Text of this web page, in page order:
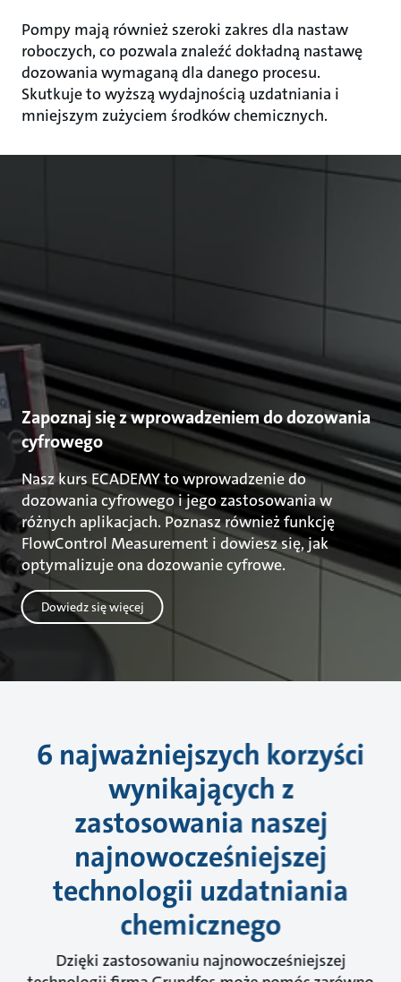
Pompy mają również szeroki zakres dla nastaw
roboczych, co pozwala znaleźć dokładną nastawę
dozowania wymaganą dla danego procesu.
Skutkuje to wyższą wydajnością uzdatniania i
mniejszym zużyciem środków chemicznych.
Zapoznaj się z wprowadzeniem do dozowania
cyfrowego
Nasz kurs ECADEMY to wprowadzenie do
dozowania cyfrowego i jego zastosowania w
różnych aplikacjach. Poznasz również funkcję
FlowControl Measurement i dowiesz się, jak
optymalizuje ona dozowanie cyfrowe.
Dowiedz się więcej
6 najważniejszych korzyści
wynikających z
zastosowania naszej
najnowocześniejszej
technologii uzdatniania
chemicznego
Dzięki zastosowaniu najnowocześniejszej